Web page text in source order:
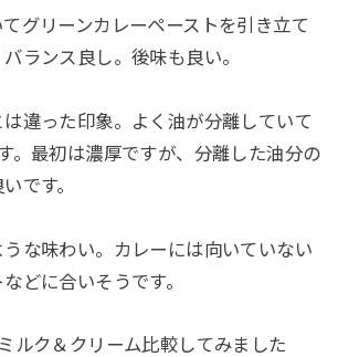
グリーンカレーペーストを引き立て
ランス良し。後味も良い。
違った印象。よく油が分離していて
。最初は濃厚ですが、分離した油分の
です。
な味わい。カレーには向いていない
どに合いそうです。
ルク＆クリーム比較してみました